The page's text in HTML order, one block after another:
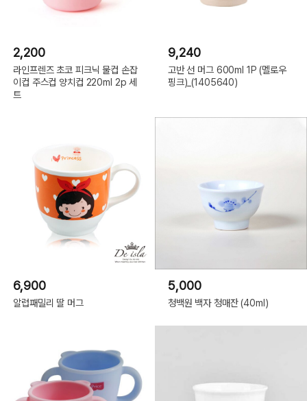
2,200
라인프렌즈 초코 피크닉 물컵 손잡
이컵 주스컵 양치컵 220ml 2p 세
트
9,240
고반 선 머그 600ml 1P (멜로우
핑크)_(1405640)
6,900
알럽패밀리 딸 머그
5,000
청백원 백자 청매잔 (40ml)